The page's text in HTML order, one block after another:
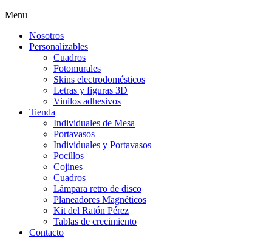
Menu
Nosotros
Personalizables
Cuadros
Fotomurales
Skins electrodomésticos
Letras y figuras 3D
Vinilos adhesivos
Tienda
Individuales de Mesa
Portavasos
Individuales y Portavasos
Pocillos
Cojines
Cuadros
Lámpara retro de disco
Planeadores Magnéticos
Kit del Ratón Pérez
Tablas de crecimiento
Contacto